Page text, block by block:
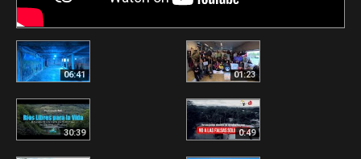
06:41 01:23
30:39 0:49